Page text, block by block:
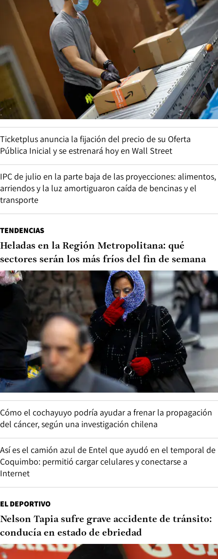
Ticketplus anuncia la fijación del precio de su Oferta
Pública Inicial y se estrenará hoy en Wall Street
IPC de julio en la parte baja de las proyecciones: alimentos,
arriendos y la luz amortiguaron caída de bencinas y el
transporte
TENDENCIAS
Heladas en la Región Metropolitana: qué
sectores serán los más fríos del fin de semana
Cómo el cochayuyo podría ayudar a frenar la propagación
del cáncer, según una investigación chilena
Así es el camión azul de Entel que ayudó en el temporal de
Coquimbo: permitió cargar celulares y conectarse a
Internet
EL DEPORTIVO
Nelson Tapia sufre grave accidente de tránsito:
conducía en estado de ebriedad